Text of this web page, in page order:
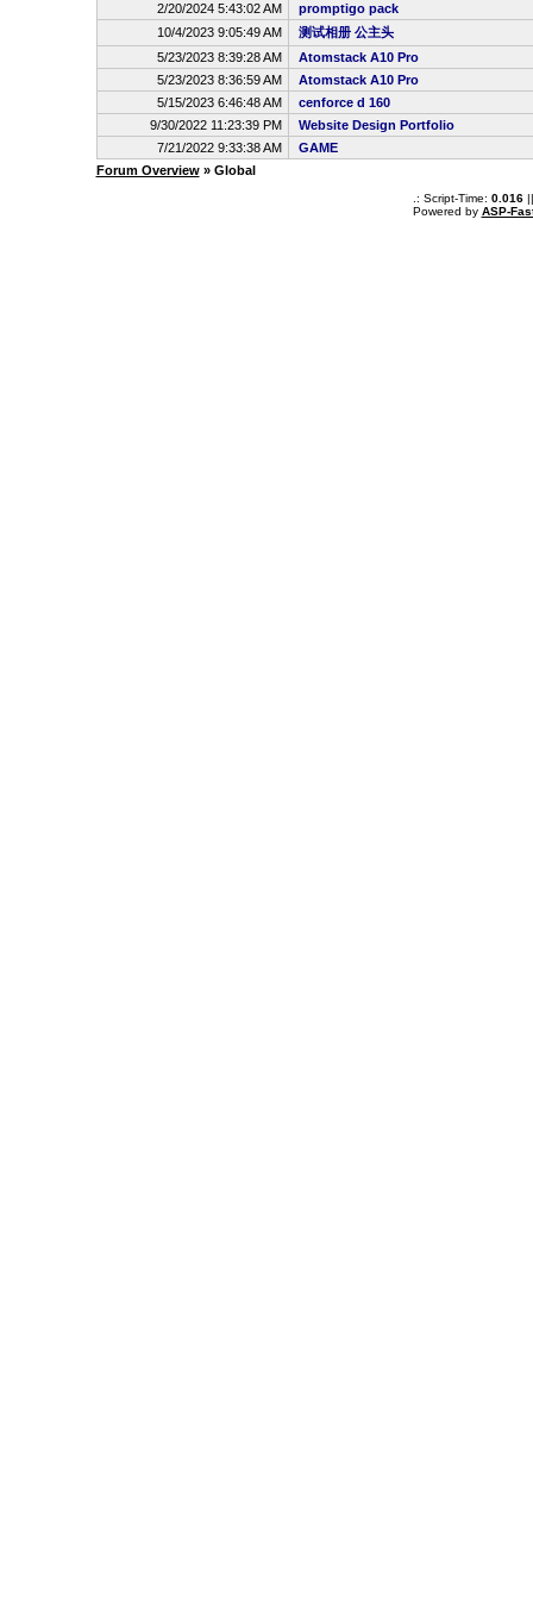
2/20/2024 5:43:02 AM
promptigo pack
10/4/2023 9:05:49 AM
测试相册 公主头
5/23/2023 8:39:28 AM
Atomstack A10 Pro
5/23/2023 8:36:59 AM
Atomstack A10 Pro
5/15/2023 6:46:48 AM
cenforce d 160
9/30/2022 11:23:39 PM
Website Design Portfolio
7/21/2022 9:33:38 AM
GAME
Forum Overview» Global
.: Script-Time: 0.016||
Powered by ASP-